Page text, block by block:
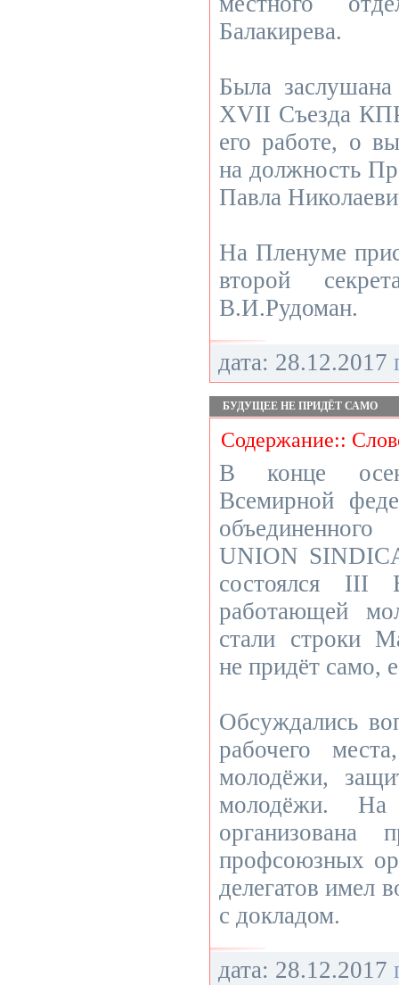
Балакирева.
Была
ХVII Съезда
его работе, о
на должность
Павла
На Пленуме
второй
В.И.Рудоман.
дата: 28.12.2017
БУДУЩЕЕ НЕ ПРИДЁТ САМО
Содержание::
В конце
Всемирной
UNION
состоялся III
работающей
стали строки
не придёт само,
Обсуждались
рабочего
молодёжи,
молодёжи. На
организована
профсоюзных
делегатов имел
с докладом.
дата: 28.12.2017